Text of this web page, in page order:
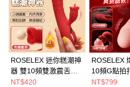
ROSELEX 迷你糕潮神
器 雙10頻雙激震舌擊
點 CG內外同享加溫按
NT$420
ROSELEX
10頻G點拍
震+唇舌狂
NT$799